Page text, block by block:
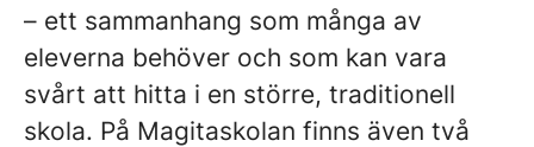
– ett sammanhang som många av
eleverna behöver och som kan vara
svårt att hitta i en större, traditionell
skola. På Magitaskolan finns även två